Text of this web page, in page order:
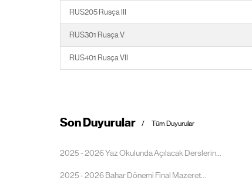
RUS205 Rusça III
RUS301 Rusça V
RUS401 Rusça VII
Son Duyurular Tüm Duyurular
2025 - 2026 Yaz Okulunda Açılacak Derslerin...
2025 - 2026 Bahar Dönemi Final Mazeret...